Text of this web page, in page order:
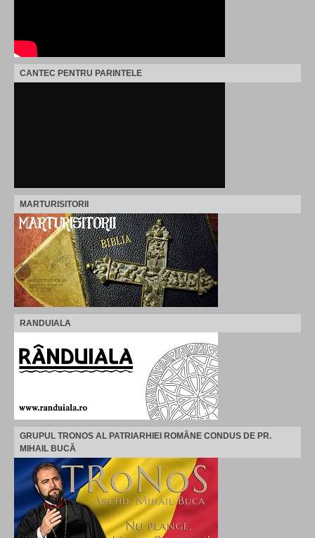
CANTEC PENTRU PARINTELE
MARTURISITORII
RANDUIALA
GRUPUL TRONOS AL PATRIARHIEI ROMÂNE CONDUS DE PR.
MIHAIL BUCĂ